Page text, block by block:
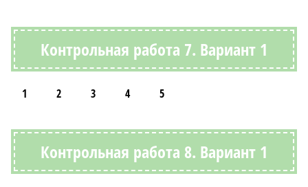
Контрольная работа 7. Вариант 1
1 2 3 4 5
Контрольная работа 8. Вариант 1